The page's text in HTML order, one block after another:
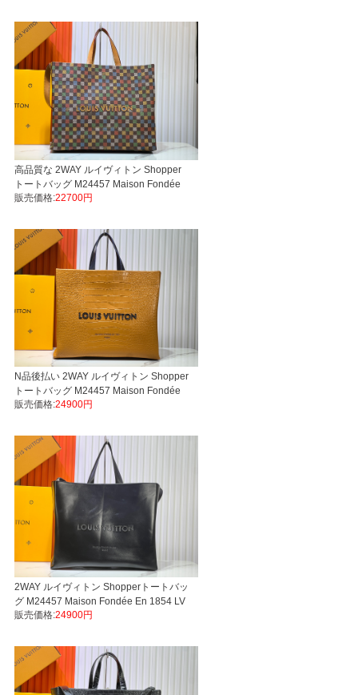
高品質な 2WAY ルイヴィトン Shopper
トートバッグ M24457 Maison Fondée
En 1854 後払い信用できるサイト
販売価格:22700円
N品後払い 2WAY ルイヴィトン Shopper
トートバッグ M24457 Maison Fondée
En 1854 xh56
販売価格:24900円
2WAY ルイヴィトン Shopperトートバッ
グ M24457 Maison Fondée En 1854 LV
バッグスーパーコピーブランド 代引き後
販売価格:24900円